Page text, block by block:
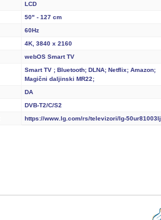
LCD
50" - 127 cm
60Hz
4K, 3840 x 2160
webOS Smart TV
Smart TV ; Bluetooth; DLNA; Netflix; Amazon;
Magični daljinski MR22;
DA
DVB-T2/C/S2
https://www.lg.com/rs/televizori/lg-50ur81003lj